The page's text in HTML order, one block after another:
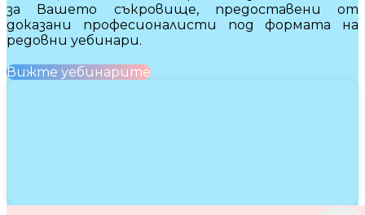
за Вашето съкровище, предоставени от
доказани професионалисти под формата на
редовни уебинари.
Вижте уебинарите